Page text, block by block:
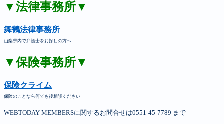
▼法律事務所▼
舞鶴法律事務所
山梨県内で弁護士をお探しの方へ
▼保険事務所▼
保険クライム
保険のことなら何でも後相談ください
WEBTODAY MEMBERSに関するお問合せは0551-45-7789 まで